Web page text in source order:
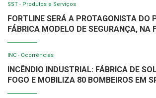
SST - Produtos e Serviços
FORTLINE SERÁ A PROTAGONISTA DO
FÁBRICA MODELO DE SEGURANÇA, NA
INC - Ocorrências
INCÊNDIO INDUSTRIAL: FÁBRICA DE
FOGO E MOBILIZA 80 BOMBEIROS EM